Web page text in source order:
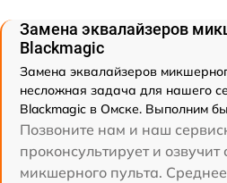
Замена эквалайзеров
Blackmagic
Замена эквалайзеров
несложная задача для нашего
Blackmagic в Омске. Выполним
Позвоните нам и наш
проконсультирует и озвучит
микшерного пульта.